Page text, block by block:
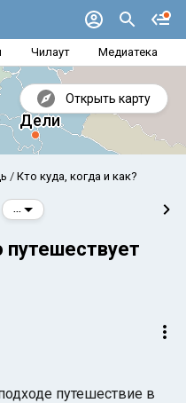
Чилаут Медиатека
Открыть карту
Кто куда, когда и как?
путешествие в